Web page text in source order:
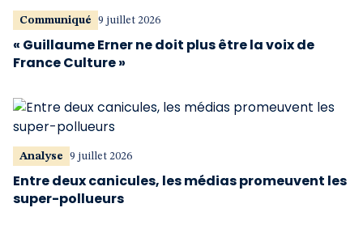
Communiqué 9 juillet 2026
« Guillaume Erner ne doit plus être la voix de
France Culture »
Analyse 9 juillet 2026
Entre deux canicules, les médias promeuvent les
super-pollueurs